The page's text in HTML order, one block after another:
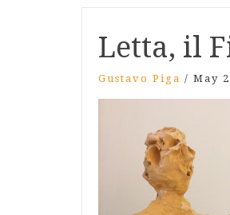
Letta, il
Gustavo Piga / May